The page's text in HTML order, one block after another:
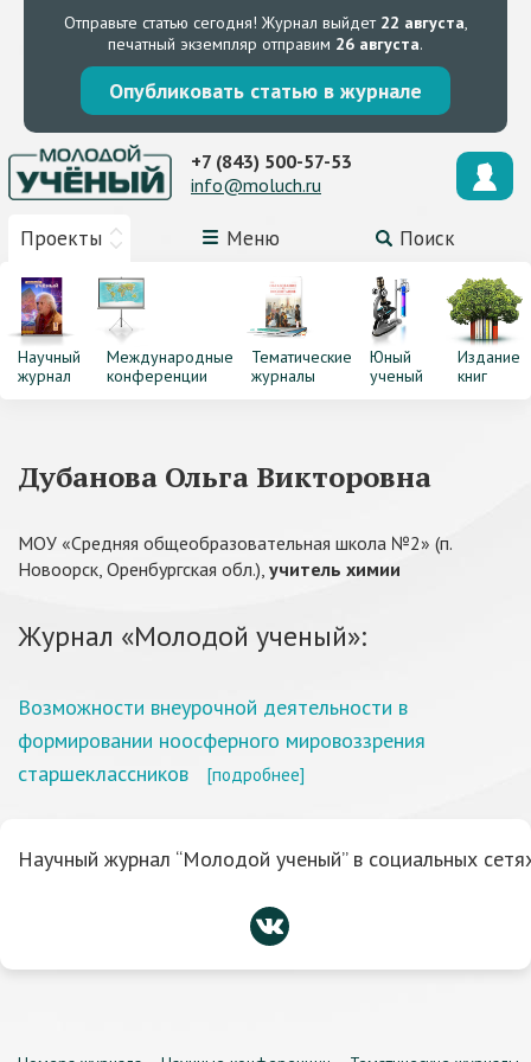
Отправьте статью сегодня! Журнал выйдет 22 августа,
печатный экземпляр отправим 26 августа.
Опубликовать статью в журнале
Проекты Меню Поиск
+7 (843) 500-57-53
info@moluch.ru
Научный
журнал
Международные
конференции
Тематические
журналы
Юный
ученый
Издание
книг
Дубанова Ольга Викторовна
МОУ «Средняя общеобразовательная школа №2» (п.
Новоорск, Оренбургская обл.), учитель химии
Журнал «Молодой ученый»:
Возможности внеурочной деятельности в
формировании ноосферного мировоззрения
старшеклассников
[подробнее]
Научный журнал “Молодой ученый” в социальных